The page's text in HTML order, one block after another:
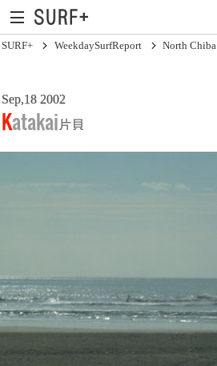
South Ibaraki
SURF+ WeekdaySurfReport North Chiba
Sep,18 2002
Katakai片貝